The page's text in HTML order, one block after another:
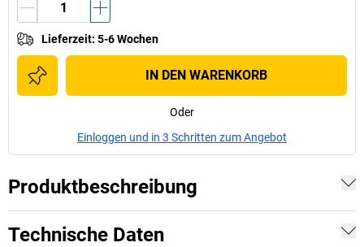
Lieferzeit: 5-6 Wochen
IN DEN WARENKORB
Oder
Einloggen und in 3 Schritten zum Angebot
Produktbeschreibung
Technische Daten